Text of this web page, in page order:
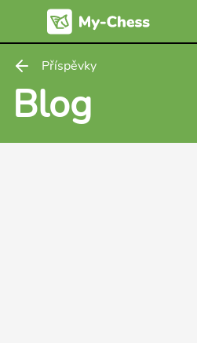
Příspěvky
Blog